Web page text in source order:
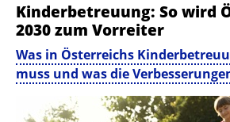
Kinderbetreuung: So wird
2030 zum Vorreiter
Was in Österreichs
muss und was die